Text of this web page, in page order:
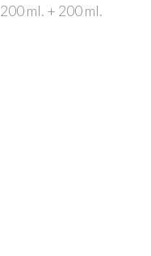
200 ml. + 200 ml.